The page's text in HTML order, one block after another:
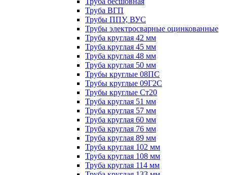
Труба ВГП
Трубы ППУ, ВУС
Трубы электросварные оцинкованные
Труба круглая 42 мм
Труба круглая 45 мм
Труба круглая 48 мм
Труба круглая 50 мм
Трубы круглые 08ПС
Трубы круглые 09Г2С
Трубы круглые Ст20
Труба круглая 51 мм
Труба круглая 57 мм
Труба круглая 60 мм
Труба круглая 76 мм
Труба круглая 89 мм
Труба круглая 102 мм
Труба круглая 108 мм
Труба круглая 114 мм